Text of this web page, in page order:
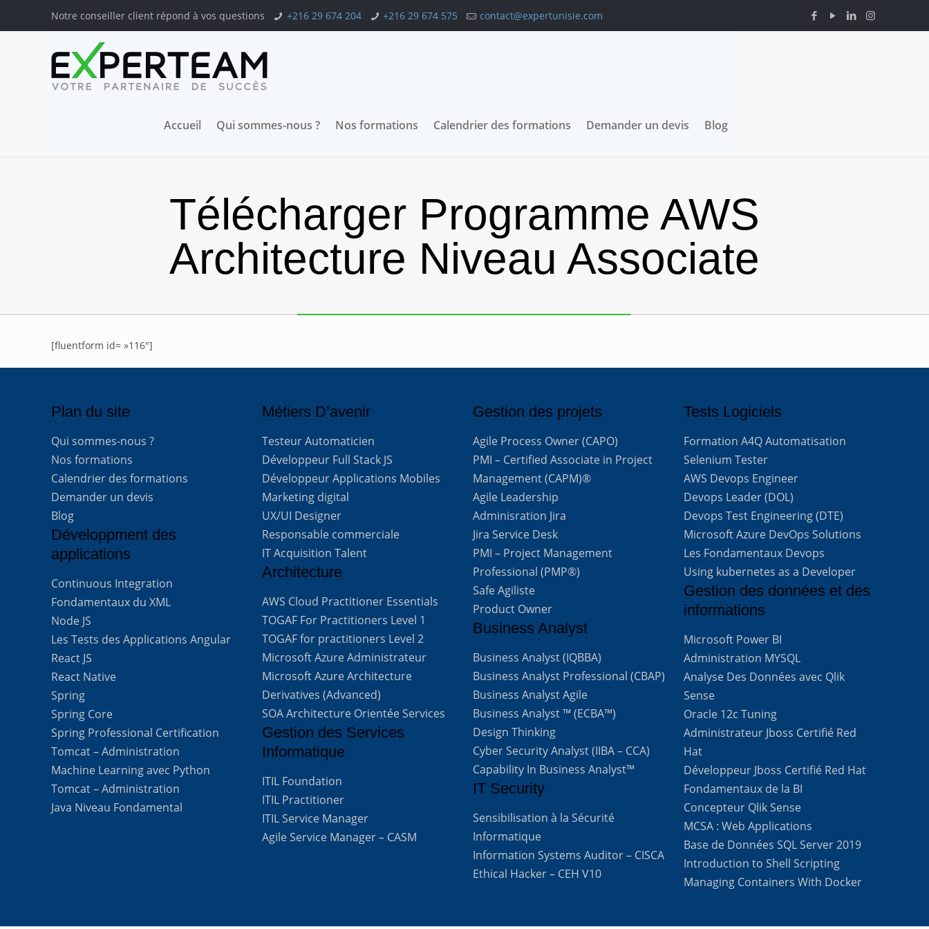
Notre conseiller client répond à vos questions +216 29 674 204 +216 29 674 575 contact@expertunisie.com
Accueil Qui sommes-nous ? Nos formations Calendrier des formations Demander un devis Blog
Télécharger Programme AWS
Architecture Niveau Associate
[fluentform id= »116″]
Plan du site
Qui sommes-nous ?
Nos formations
Calendrier des formations
Demander un devis
Blog
Développment des
applications
Continuous Integration
Fondamentaux du XML
Node JS
Les Tests des Applications Angular
React JS
React Native
Spring
Spring Core
Spring Professional Certification
Tomcat – Administration
Machine Learning avec Python
Tomcat – Administration
Java Niveau Fondamental
Métiers D’avenir
Testeur Automaticien
Développeur Full Stack JS
Développeur Applications Mobiles
Marketing digital
UX/UI Designer
Responsable commerciale
IT Acquisition Talent
Architecture
AWS Cloud Practitioner Essentials
TOGAF For Practitioners Level 1
TOGAF for practitioners Level 2
Microsoft Azure Administrateur
Microsoft Azure Architecture
Derivatives (Advanced)
SOA Architecture Orientée Services
Gestion des Services
Informatique
ITIL Foundation
ITIL Practitioner
ITIL Service Manager
Agile Service Manager – CASM
Gestion des projets
Agile Process Owner (CAPO)
PMI – Certified Associate in Project
Management (CAPM)®
Agile Leadership
Adminisration Jira
Jira Service Desk
PMI – Project Management
Professional (PMP®)
Safe Agiliste
Product Owner
Business Analyst
Business Analyst (IQBBA)
Business Analyst Professional (CBAP)
Business Analyst Agile
Business Analyst ™ (ECBA™)
Design Thinking
Cyber Security Analyst (IIBA – CCA)
Capability In Business Analyst™
IT Security
Sensibilisation à la Sécurité
Informatique
Information Systems Auditor – CISCA
Ethical Hacker – CEH V10
Tests Logiciels
Formation A4Q Automatisation
Selenium Tester
AWS Devops Engineer
Devops Leader (DOL)
Devops Test Engineering (DTE)
Microsoft Azure DevOps Solutions
Les Fondamentaux Devops
Using kubernetes as a Developer
Gestion des données et des
informations
Microsoft Power BI
Administration MYSQL
Analyse Des Données avec Qlik
Sense
Oracle 12c Tuning
Administrateur Jboss Certifié Red
Hat
Développeur Jboss Certifié Red Hat
Fondamentaux de la BI
Concepteur Qlik Sense
MCSA : Web Applications
Base de Données SQL Server 2019
Introduction to Shell Scripting
Managing Containers With Docker